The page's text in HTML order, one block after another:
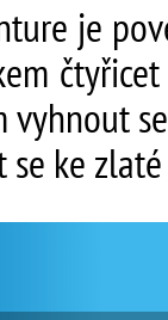
je
vyhnout
se ke